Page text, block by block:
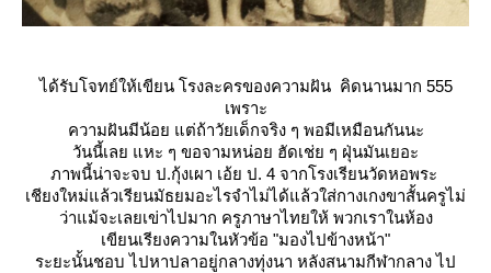
ได้รับโจทย์ให้เขียน โรงละครของความฝัน คิดนานมาก 555
เพราะ
ความฝันมีน้อย แต่ถ้าวัยเด็กจริง ๆ พอมีเหมือนกันนะ
วันนี้เลย แหะ ๆ ขอจามหน่อย ฮัดเช่ย ๆ ฝุ่นมันเยอะ
ภาพนี้น่าจะจบ ป.กุ้งเผา เอ้ย ป. 4 จากโรงเรียนวัดหอพระ
เชียงใหม่แล้วเรียนมัธยมอะไรจำไม่ได้แล้วใส่กางเกงขาสั้นครูไม่
ว่าแม้จะเลยเข่าไปมาก ครูภาษาไทยให้ พวกเราในห้อง
เขียนเรียงความในหัวข้อ "มองไปข้างหน้า"
ระยะนั้นชอบ ไปหาปลาอยู่กลางทุ่งนา หลังสนามกีฬากลาง ไป